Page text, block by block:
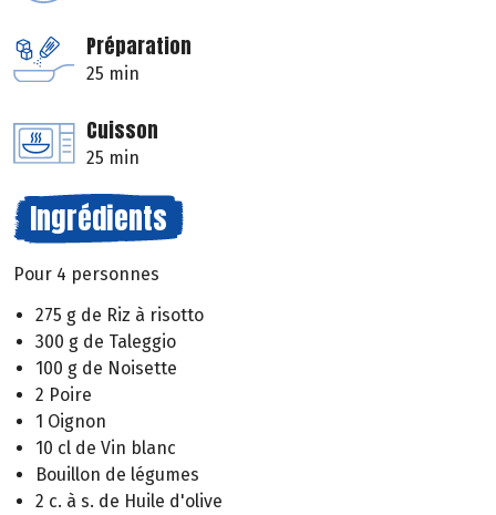
Préparation
25 min
Cuisson
25 min
Ingrédients
Pour 4 personnes
275 g de Riz à risotto
300 g de Taleggio
100 g de Noisette
2 Poire
1 Oignon
10 cl de Vin blanc
Bouillon de légumes
2 c. à s. de Huile d'olive